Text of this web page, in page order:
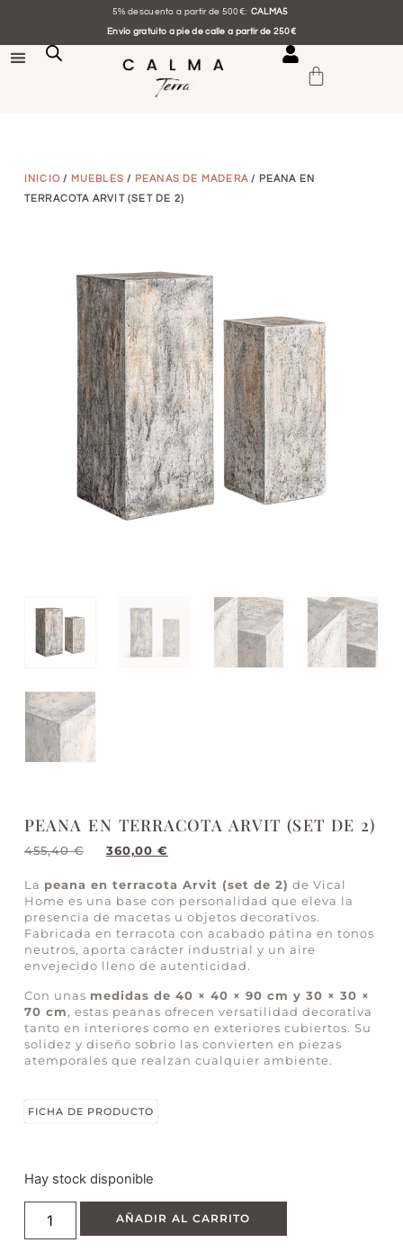
5% descuento a partir de 500€: CALMA5
Envío gratuito a pie de calle a partir de 250€
INICIO / MUEBLES / PEANAS DE MADERA/ PEANA EN
TERRACOTA ARVIT (SET DE 2)
PEANA EN TERRACOTA ARVIT (SET DE 2)
455,40€ 360,00 €
La peana en terracota Arvit (set de 2) de Vical
Home es una base con personalidad que eleva la
presencia de macetas u objetos decorativos.
Fabricada en terracota con acabado pátina en tonos
neutros, aporta carácter industrial y un aire
envejecido lleno de autenticidad.
Con unas medidas de 40 × 40 × 90 cm y 30 × 30 ×
70 cm, estas peanas ofrecen versatilidad decorativa
tanto en interiores como en exteriores cubiertos. Su
solidez y diseño sobrio las convierten en piezas
atemporales que realzan cualquier ambiente.
FICHA DE PRODUCTO
Hay stock disponible
AÑADIR AL CARRITO